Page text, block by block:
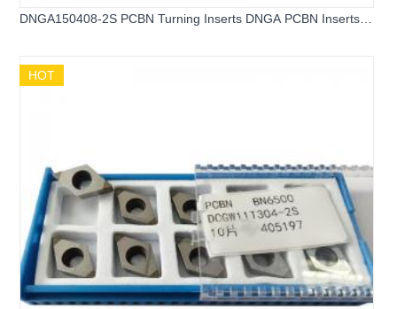
DNGA150408-2S PCBN Turning Inserts DNGA PCBN Inserts
HOT